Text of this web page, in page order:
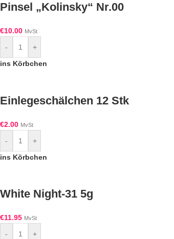
Pinsel „Kolinsky“ Nr.00
€10.00 MvSt
-
+
ins Körbchen
Einlegeschälchen 12 Stk
€2.00 MvSt
-
+
ins Körbchen
White Night-31 5g
€11.95 MvSt
-
+